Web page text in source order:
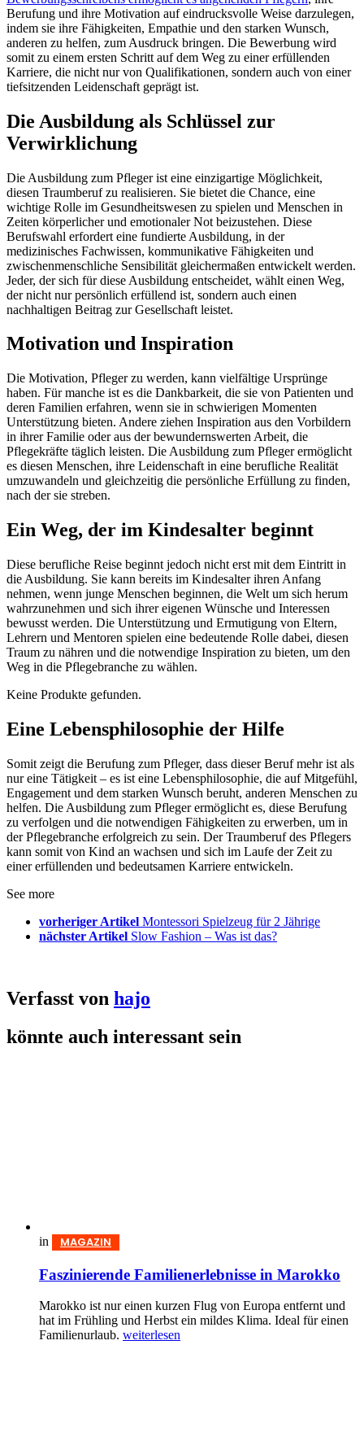
Berufung und ihre Motivation auf eindrucksvolle Weise darzulegen,
indem sie ihre Fähigkeiten, Empathie und den starken Wunsch,
anderen zu helfen, zum Ausdruck bringen. Die Bewerbung wird
somit zu einem ersten Schritt auf dem Weg zu einer erfüllenden
Karriere, die nicht nur von Qualifikationen, sondern auch von einer
tiefsitzenden Leidenschaft geprägt ist.
Die Ausbildung als Schlüssel zur
Verwirklichung
Die Ausbildung zum Pfleger ist eine einzigartige Möglichkeit,
diesen Traumberuf zu realisieren. Sie bietet die Chance, eine
wichtige Rolle im Gesundheitswesen zu spielen und Menschen in
Zeiten körperlicher und emotionaler Not beizustehen. Diese
Berufswahl erfordert eine fundierte Ausbildung, in der
medizinisches Fachwissen, kommunikative Fähigkeiten und
zwischenmenschliche Sensibilität gleichermaßen entwickelt werden.
Jeder, der sich für diese Ausbildung entscheidet, wählt einen Weg,
der nicht nur persönlich erfüllend ist, sondern auch einen
nachhaltigen Beitrag zur Gesellschaft leistet.
Motivation und Inspiration
Die Motivation, Pfleger zu werden, kann vielfältige Ursprünge
haben. Für manche ist es die Dankbarkeit, die sie von Patienten und
deren Familien erfahren, wenn sie in schwierigen Momenten
Unterstützung bieten. Andere ziehen Inspiration aus den Vorbildern
in ihrer Familie oder aus der bewundernswerten Arbeit, die
Pflegekräfte täglich leisten. Die Ausbildung zum Pfleger ermöglicht
es diesen Menschen, ihre Leidenschaft in eine berufliche Realität
umzuwandeln und gleichzeitig die persönliche Erfüllung zu finden,
nach der sie streben.
Ein Weg, der im Kindesalter beginnt
Diese berufliche Reise beginnt jedoch nicht erst mit dem Eintritt in
die Ausbildung. Sie kann bereits im Kindesalter ihren Anfang
nehmen, wenn junge Menschen beginnen, die Welt um sich herum
wahrzunehmen und sich ihrer eigenen Wünsche und Interessen
bewusst werden. Die Unterstützung und Ermutigung von Eltern,
Lehrern und Mentoren spielen eine bedeutende Rolle dabei, diesen
Traum zu nähren und die notwendige Inspiration zu bieten, um den
Weg in die Pflegebranche zu wählen.
Keine Produkte gefunden.
Eine Lebensphilosophie der Hilfe
Somit zeigt die Berufung zum Pfleger, dass dieser Beruf mehr ist als
nur eine Tätigkeit – es ist eine Lebensphilosophie, die auf Mitgefühl,
Engagement und dem starken Wunsch beruht, anderen Menschen zu
helfen. Die Ausbildung zum Pfleger ermöglicht es, diese Berufung
zu verfolgen und die notwendigen Fähigkeiten zu erwerben, um in
der Pflegebranche erfolgreich zu sein. Der Traumberuf des Pflegers
kann somit von Kind an wachsen und sich im Laufe der Zeit zu
einer erfüllenden und bedeutsamen Karriere entwickeln.
See more
vorheriger Artikel Montessori Spielzeug für 2 Jährige
nächster Artikel Slow Fashion – Was ist das?
Verfasst von hajo
könnte auch interessant sein
in MAGAZIN
Faszinierende Familienerlebnisse in Marokko
Marokko ist nur einen kurzen Flug von Europa entfernt und
hat im Frühling und Herbst ein mildes Klima. Ideal für einen
Familienurlaub. weiterlesen